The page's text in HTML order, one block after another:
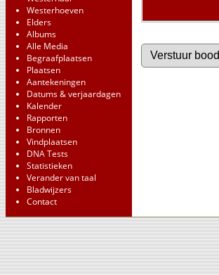
Westerhoeven
Elders
Albums
Alle Media
Begraafplaatsen
Plaatsen
Aantekeningen
Datums & verjaardagen
Kalender
Rapporten
Bronnen
Vindplaatsen
DNA Tests
Statistieken
Verander van taal
Bladwijzers
Contact